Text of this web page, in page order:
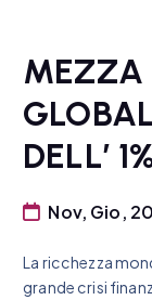
MEZZA
DELL’
Nov, Gio,
La ricchezza
grande crisi